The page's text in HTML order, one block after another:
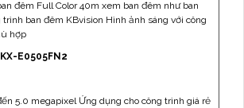
đêm Full Color 40m xem ban đêm như ban
ban đêm KBvision Hình ảnh sáng với công
hợp
E0505FN2
5.0 megapixel Ứng dụng cho công trình giá rẻ